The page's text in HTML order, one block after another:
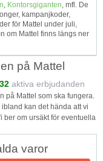
, Kontorsgiganten, mfl. De
kampanjkoder,
för Mattel under juli,
om Mattel finns längs ner
på Mattel
32 aktiva erbjudanden
på Mattel som ska fungera.
kan det hända att vi
ber om ursäkt för eventuella
varor